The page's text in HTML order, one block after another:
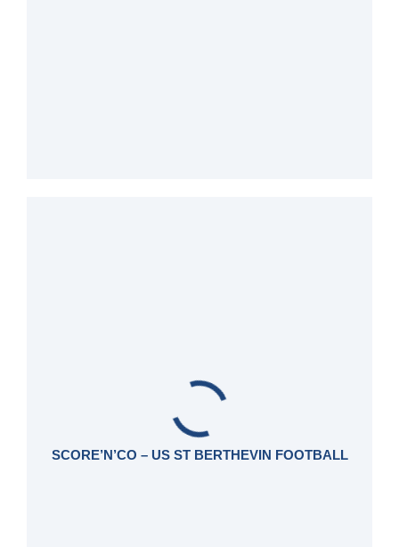
SCORE’N’CO – US ST BERTHEVIN FOOTBALL